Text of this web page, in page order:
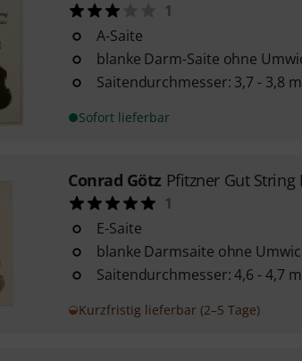
1
A-Saite
blanke Darm-Saite ohne
Saitendurchmesser: 3,7 - 3,8
Sofort lieferbar
Conrad Götz Pfitzner Gut String
1
E-Saite
blanke Darmsaite ohne
Saitendurchmesser: 4,6 - 4,7
Kurzfristig lieferbar (2–5 Tage)